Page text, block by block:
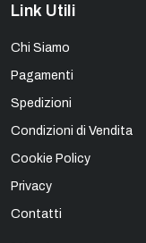
Link Utili
Chi Siamo
Pagamenti
Spedizioni
Condizioni di Vendita
Cookie Policy
Privacy
Contatti